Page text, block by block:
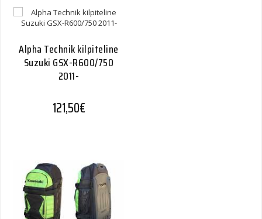
Alpha Technik kilpiteline
Suzuki GSX-R600/750
2011-
121,50€